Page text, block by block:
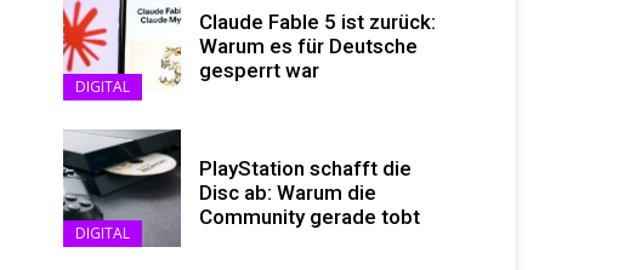
DIGITAL
Claude Fable 5 ist zurück:
Warum es für Deutsche
gesperrt war
DIGITAL
PlayStation schafft die
Disc ab: Warum die
Community gerade tobt